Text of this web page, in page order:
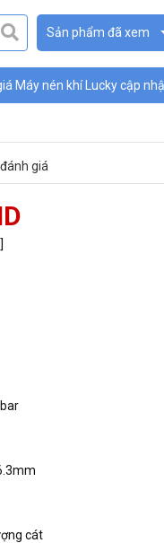
Sản phẩm đã xem
Máy nén khí Lucky cập
giá
cát